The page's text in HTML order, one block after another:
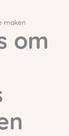
maken
om